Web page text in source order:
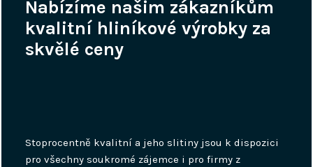
Nabízíme našim zákazníkům
kvalitní hliníkové výrobky za
skvělé ceny
Stoprocentně kvalitní a jeho slitiny jsou k dispozici
pro všechny soukromé zájemce i pro firmy z